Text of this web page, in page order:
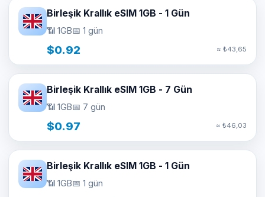
Birleşik Krallık eSIM 1GB - 1 Gün
📶 1GB📅 1 gün
$0.92 ≈ ₺43,65
Birleşik Krallık eSIM 1GB - 7 Gün
📶 1GB📅 7 gün
$0.97 ≈ ₺46,03
Birleşik Krallık eSIM 1GB - 1 Gün
📶 1GB📅 1 gün